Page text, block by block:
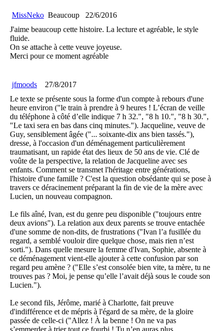
MissNeko Beaucoup
22/6/2016
J'aime beaucoup cette histoire. La lecture et agréable, le style
fluide.
On se attache à cette veuve joyeuse.
Merci pour ce moment agréable
jfmoods
27/8/2017
Le texte se présente sous la forme d'un compte à rebours d'une
heure environ ("le train à prendre à 9 heures ! L’écran de veille
du téléphone à côté d’elle indique 7 h 32.", "8 h 10.", "8 h 30.",
"Le taxi sera en bas dans cinq minutes."). Jacqueline, veuve de
Guy, sensiblement âgée ("... soixante-dix ans bien tassés."),
dresse, à l'occasion d'un déménagement particulièrement
traumatisant, un rapide état des lieux de 50 ans de vie. Clé de
voûte de la perspective, la relation de Jacqueline avec ses
enfants. Comment se transmet l'héritage entre générations,
l'histoire d'une famille ? C'est la question obsédante qui se pose à
travers ce déracinement préparant la fin de vie de la mère avec
Lucien, un nouveau compagnon.
Le fils aîné, Ivan, est du genre peu disponible ("toujours entre
deux avions"). La relation aux deux parents se trouve entachée
d'une somme de non-dits, de frustrations ("Ivan l’a fusillée du
regard, a semblé vouloir dire quelque chose, mais rien n’est
sorti."). Dans quelle mesure la femme d'Ivan, Sophie, absente à
ce déménagement vient-elle ajouter à cette confusion par son
regard peu amène ? ("Elle s’est consolée bien vite, ta mère, tu ne
trouves pas ? Moi, je pense qu’elle l’avait déjà sous le coude son
Lucien.").
Le second fils, Jérôme, marié à Charlotte, fait preuve
d'indifférence et de mépris à l'égard de sa mère, de la gloire
passée de celle-ci ("Allez ! À la benne ! On ne va pas
s’emmerder à trier tout ce fourbi ! Tu n’en auras plus